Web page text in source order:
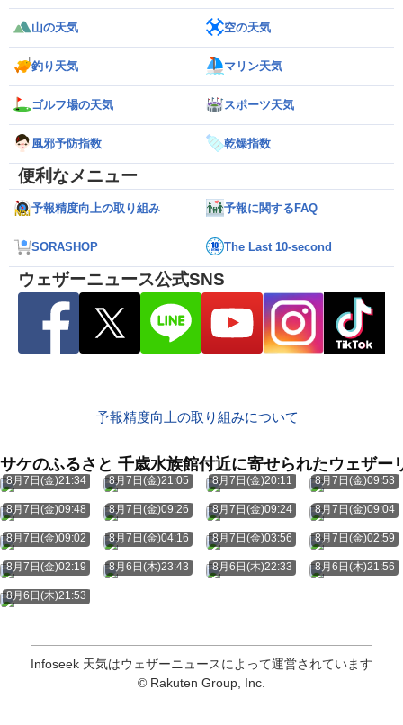
山の天気 空の天気
釣り天気 マリン天気
ゴルフ場の天気 スポーツ天気
風邪予防指数 乾燥指数
便利なメニュー
予報精度向上の取り組み 予報に関するFAQ
SORASHOP The Last 10-second
ウェザーニュース公式SNS
予報精度向上の取り組みについて
サケのふるさと 千歳水族館付近に寄せられたウェザー
8月7日(金)21:34 8月7日(金)21:05 8月7日(金)20:11 8月7日(金)09:53
8月7日(金)09:48 8月7日(金)09:26 8月7日(金)09:24 8月7日(金)09:04
8月7日(金)09:02 8月7日(金)04:16 8月7日(金)03:56 8月7日(金)02:59
8月7日(金)02:19 8月6日(木)23:43 8月6日(木)22:33 8月6日(木)21:56
8月6日(木)21:53
Infoseek 天気はウェザーニュースによって運営されています
© Rakuten Group, Inc.